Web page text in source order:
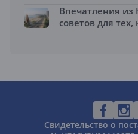
Впечатления из
советов для
Свидетельство о